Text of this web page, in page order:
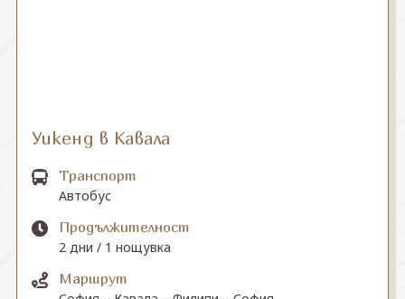
Уикенд в Кавала
Транспорт
Автобус
Продължителност
2 дни / 1 нощувка
Маршрут